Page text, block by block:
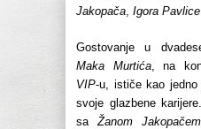
Jakopača Igora Pavlice
Gostovanje u
Maka Murtića, na
VIP-u, ističe kao
svoje glazbene
sa Žanom Jakopačem